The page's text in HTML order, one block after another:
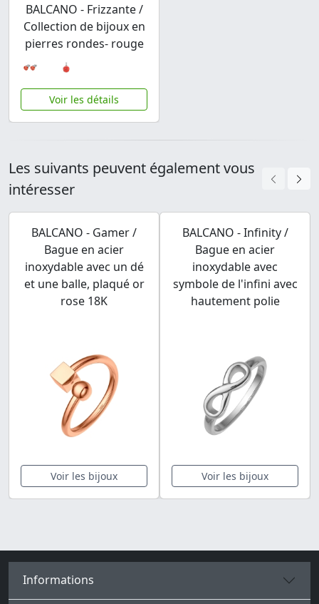
BALCANO - Frizzante /
Collection de bijoux en
pierres rondes- rouge
Voir les détails
Les suivants peuvent également vous
intéresser
BALCANO - Gamer /
Bague en acier
inoxydable avec un dé
et une balle, plaqué or
rose 18K
Voir les bijoux
BALCANO - Infinity /
Bague en acier
inoxydable avec
symbole de l'infini avec
hautement polie
Voir les bijoux
Informations